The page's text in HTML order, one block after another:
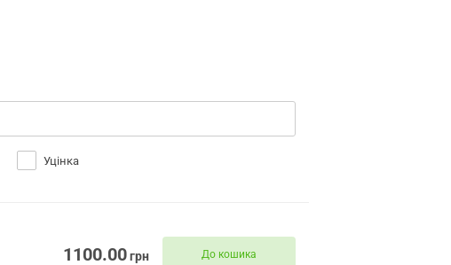
Уцінка
1100.00грн До кошика